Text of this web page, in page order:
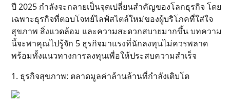
ปี 2025 กำลังจะกลายเป็นจุดเปลี่ยนสำคัญของโลกธุรกิจ โดย
เฉพาะธุรกิจที่ตอบโจทย์ไลฟ์สไตล์ใหม่ของผู้บริโภคที่ใส่ใจ
สุขภาพ สิ่งแวดล้อม และความสะดวกสบายมากขึ้น บทความ
นี้จะพาคุณไปรู้จัก 5 ธุรกิจมาแรงที่นักลงทุนไม่ควรพลาด
พร้อมทั้งแนวทางการลงทุนเพื่อให้ประสบความสำเร็จ
1. ธุรกิจสุขภาพ: ตลาดมูลค่าล้านล้านที่กำลังเติบโต